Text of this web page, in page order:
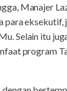
Manajer
para eksekutif,
Selain itu
program